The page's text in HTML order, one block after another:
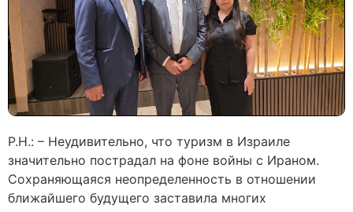
Р.Н.: – Неудивительно, что туризм в Израиле
значительно пострадал на фоне войны с Ираном.
Сохраняющаяся неопределенность в отношении
ближайшего будущего заставила многих